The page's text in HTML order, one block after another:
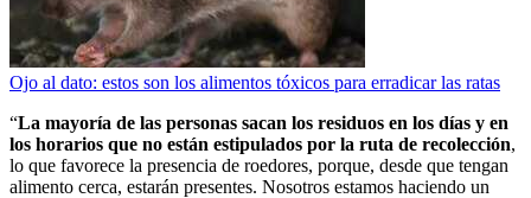
Ojo al dato: estos son los alimentos tóxicos para erradicar las ratas
“La mayoría de las personas sacan los residuos en los días y en
los horarios que no están estipulados por la ruta de recolección,
lo que favorece la presencia de roedores, porque, desde que tengan
alimento cerca, estarán presentes. Nosotros estamos haciendo un